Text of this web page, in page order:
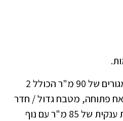
שטח מגורים של 90 מ"ר הכולל 2
אח פתוחה, מטבח גדול / חדר
אוכל וחדר רחצה. מרפסת ענקית של 85 מ"ר עם נוף